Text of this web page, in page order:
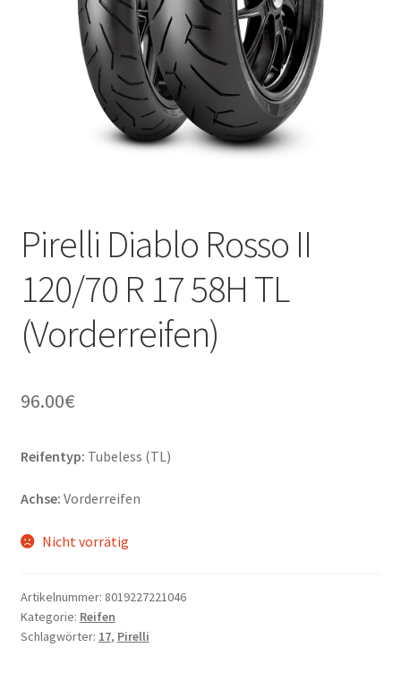
Pirelli Diablo Rosso II
120/70 R 17 58H TL
(Vorderreifen)
96.00€
Reifentyp: Tubeless (TL)
Achse: Vorderreifen
Nicht vorrätig
Artikelnummer: 8019227221046
Kategorie: Reifen
Schlagwörter: 17, Pirelli